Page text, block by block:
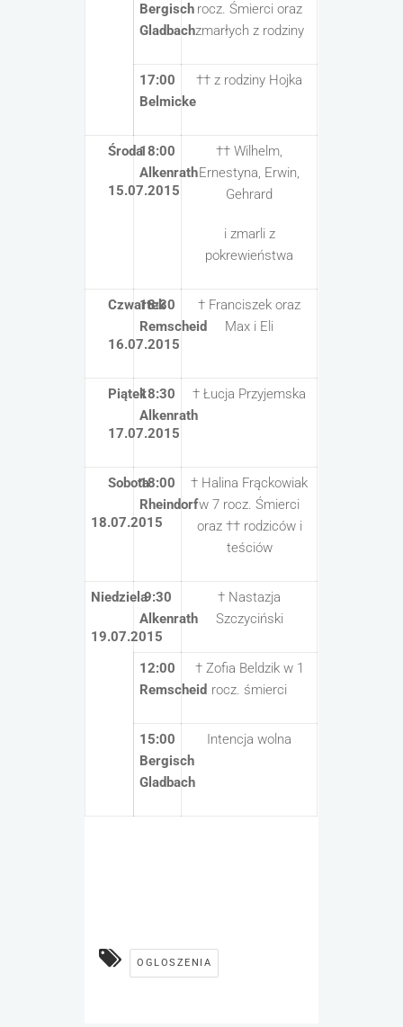
Bergisch
Gladbach
rocz. Śmierci oraz
zmarłych z rodziny
17:00
Belmicke
†† z rodziny Hojka
Środa
15.07.2015
18:00
Alkenrath
†† Wilhelm,
Ernestyna, Erwin,
Gehrard
i zmarli z
pokrewieństwa
Czwartek
16.07.2015
18:30
Remscheid
† Franciszek oraz
Max i Eli
Piątek
17.07.2015
18:30
Alkenrath
† Łucja Przyjemska
Sobota
18.07.2015
18:00
Rheindorf
† Halina Frąckowiak
w 7 rocz. Śmierci
oraz †† rodziców i
teściów
Niedziela
19.07.2015
9:30
Alkenrath
† Nastazja
Szczyciński
12:00
Remscheid
† Zofia Beldzik w 1
rocz. śmierci
15:00
Bergisch
Gladbach
Intencja wolna
OGLOSZENIA